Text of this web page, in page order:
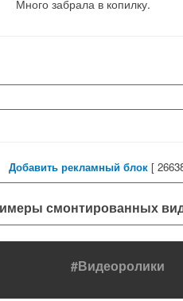
Много забрала в копилку.
Добавить рекламный блок [
смонтированных
#Видеоролики